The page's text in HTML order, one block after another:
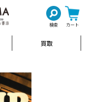
検索 カート
買取